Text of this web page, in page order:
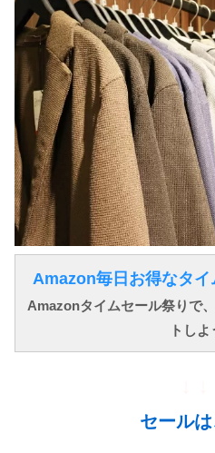
Amazon毎日お得なタイ
Amazonタイムセール祭りで
トしよ
セール